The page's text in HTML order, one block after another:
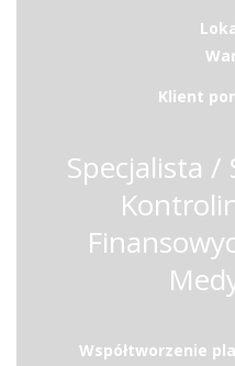
Klient
Specjalista /
Współtworzenie